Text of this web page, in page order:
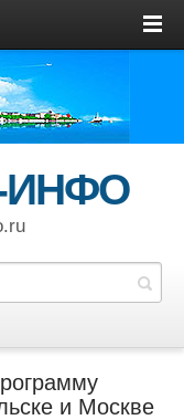
ИНФО
и Москве